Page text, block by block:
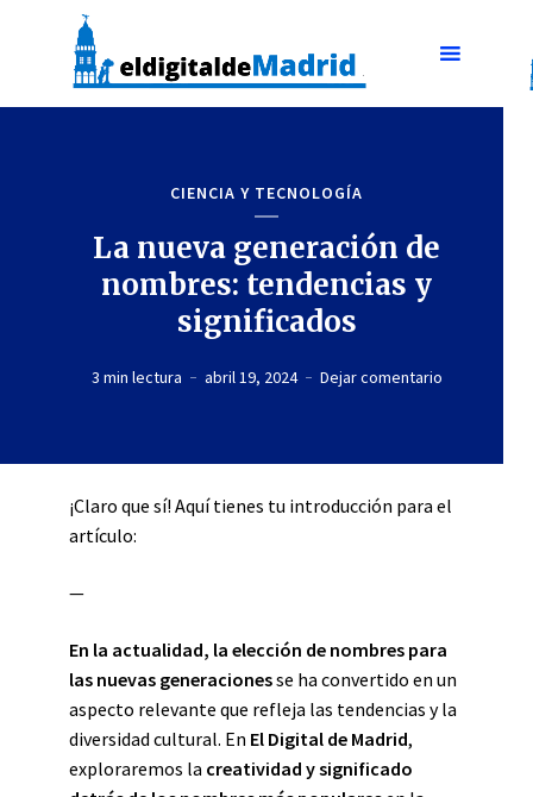
CIENCIA Y TECNOLOGÍA
La nueva generación de
nombres: tendencias y
significados
3 min lectura abril 19, 2024 Dejar comentario
¡Claro que sí! Aquí tienes tu introducción para el
artículo:
—
En la actualidad, la elección de nombres para
las nuevas generacionesse ha convertido en un
aspecto relevante que refleja las tendencias y la
diversidad cultural. En El Digital de Madrid,
exploraremos la creatividad y significado